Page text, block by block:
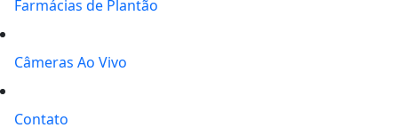
Farmácias de Plantão
Câmeras Ao Vivo
Contato